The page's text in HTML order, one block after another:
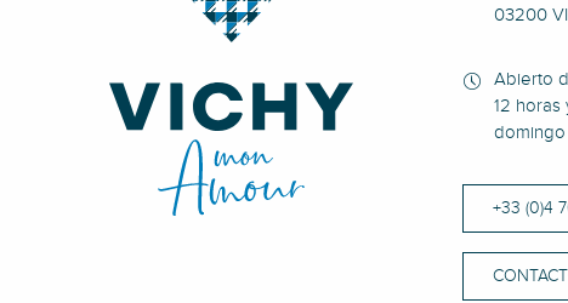
03200
Abierto
12 horas
domingo
+33 (0)4